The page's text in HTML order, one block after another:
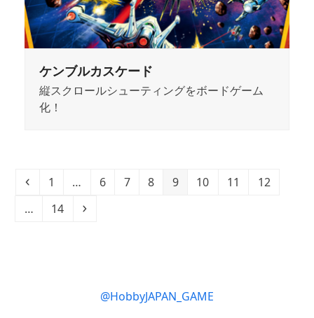
ケンブルカスケード
縦スクロールシューティングをボードゲーム
化！
Previous
Page
1 … Page
6 Page
7 Page
8 Page
9 Page
10 Page
11 Page
12
…
Page
14 Next
@HobbyJAPAN_GAME